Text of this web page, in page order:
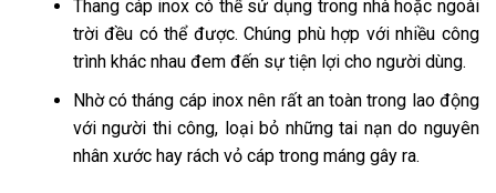
Thang cáp inox có thể sử dụng trong nhà hoặc ngoài
trời đều có thể được. Chúng phù hợp với nhiều công
trình khác nhau đem đến sự tiện lợi cho người dùng.
Nhờ có tháng cáp inox nên rất an toàn trong lao động
với người thi công, loại bỏ những tai nạn do nguyên
nhân xước hay rách vỏ cáp trong máng gây ra.